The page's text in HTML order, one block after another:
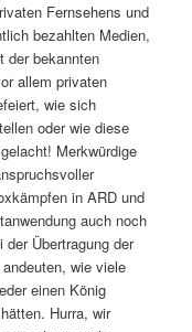
Fernsehens und
bezahlten Medien,
der bekannten
allem privaten
wie sich
oder wie diese
Merkwürdige
in ARD und
auch noch
Übertragung der
wie viele
einen König
Hurra, wir